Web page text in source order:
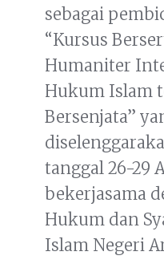
sebagai
“Kursus
Humaniter
Hukum Islam
Bersenjata”
tanggal 26-29
bekerjasama
Hukum dan
Islam Negeri